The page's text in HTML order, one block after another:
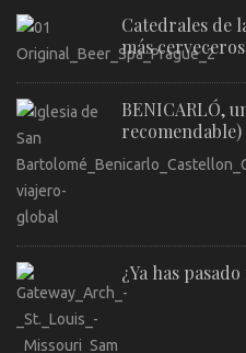
Catedrales de
más
BENICARLÓ,
recomendable)
¿Ya has